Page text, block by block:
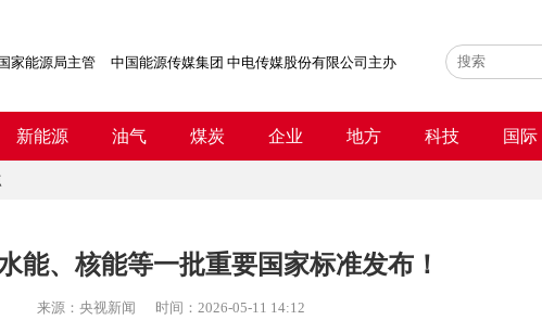
国家能源局主管 中国能源传媒集团 中电传媒股份有限公司主办
新能源 油气 煤炭 企业 地方 科技 国际
能、核能等一批重要国家标准发布！
来源： 央视新闻 时间： 2026-05-11 14:12